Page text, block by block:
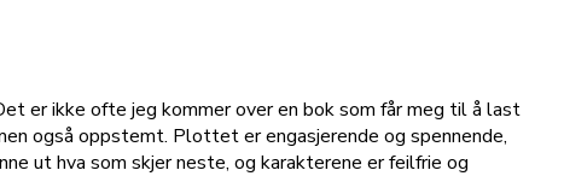
er ikke ofte jeg kommer over en bok som får meg til å last
også oppstemt. Plottet er engasjerende og spennende,
ut hva som skjer neste, og karakterene er feilfrie og